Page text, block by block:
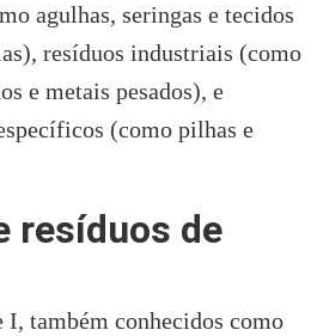
agulhas, seringas e tecidos
resíduos industriais (como
e metais pesados), e
(como pilhas e
resíduos de
I, também conhecidos como